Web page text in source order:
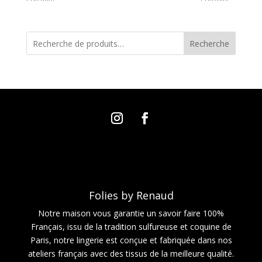
Recherche
Folies by Renaud
Notre maison vous garantie un savoir faire 100%
Français, issu de la tradition sulfureuse et coquine de
Paris, notre lingerie est conçue et fabriquée dans nos
ateliers français avec des tissus de la meilleure qualité.